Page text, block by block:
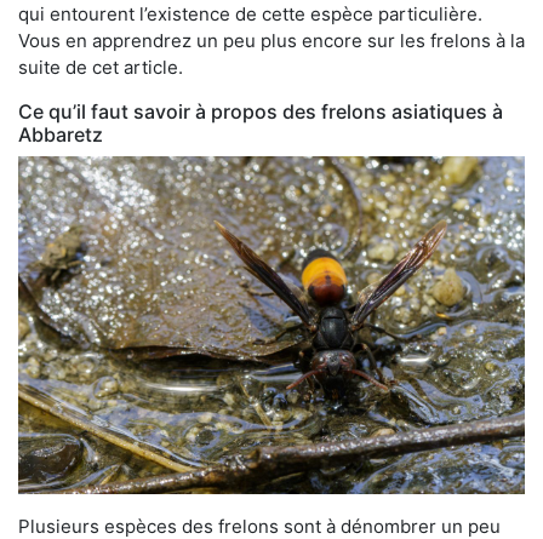
qui entourent l’existence de cette espèce particulière.
Vous en apprendrez un peu plus encore sur les frelons à la
suite de cet article.
Ce qu’il faut savoir à propos des frelons asiatiques à
Abbaretz
Plusieurs espèces des frelons sont à dénombrer un peu